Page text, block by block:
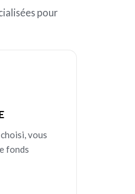
pour
vous
fonds